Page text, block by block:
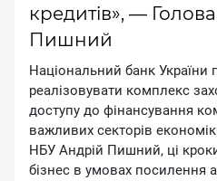
кредитів», —
Пишний
Національний банк України
реалізовувати комплекс
доступу до фінансування
важливих секторів
НБУ Андрій Пишний, ці
бізнес в умовах посилення